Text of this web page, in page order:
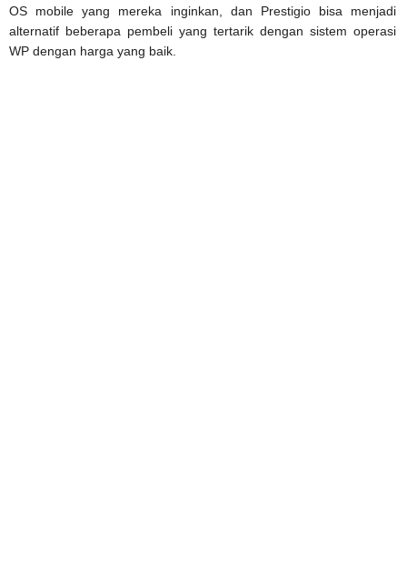
OS mobile yang mereka inginkan, dan Prestigio bisa menjadi
alternatif beberapa pembeli yang tertarik dengan sistem operasi
WP dengan harga yang baik.